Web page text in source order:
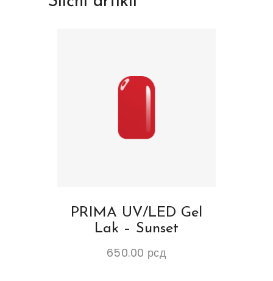
PRIMA UV/LED Gel
Lak – Sunset
650.00 рсд